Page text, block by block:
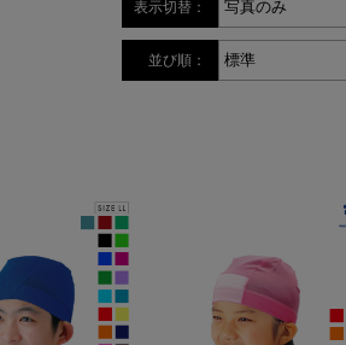
表示切替：
並び順：